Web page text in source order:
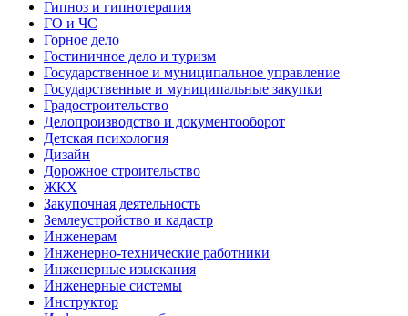
Гипноз и гипнотерапия
ГО и ЧС
Горное дело
Гостиничное дело и туризм
Государственное и муниципальное управление
Государственные и муниципальные закупки
Градостроительство
Делопроизводство и документооборот
Детская психология
Дизайн
Дорожное строительство
ЖКХ
Закупочная деятельность
Землеустройство и кадастр
Инженерам
Инженерно-технические работники
Инженерные изыскания
Инженерные системы
Инструктор